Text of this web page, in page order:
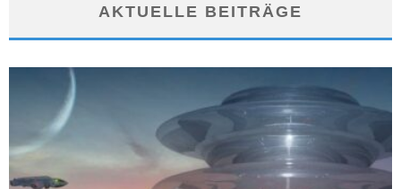
AKTUELLE BEITRÄGE